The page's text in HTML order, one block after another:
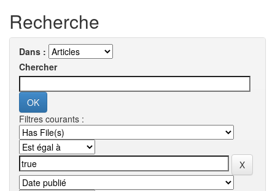
Recherche
Dans :
Chercher
Filtres courants :